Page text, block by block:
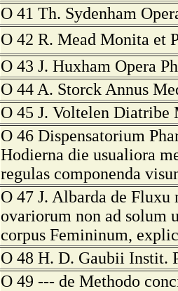
O 41 Th. Sydenham
O 42 R. Mead Monita et
O 43 J. Huxham Opera
O 44 A. Storck Annus
O 45 J. Voltelen Diatribe
O 46 Dispensatorium
Hodierna die usualiora
regulas componenda
O 47 J. Albarda de Fluxu
ovariorum non ad solum
corpus Femininum,
O 48 H. D. Gaubii Instit.
O 49 --- de Methodo